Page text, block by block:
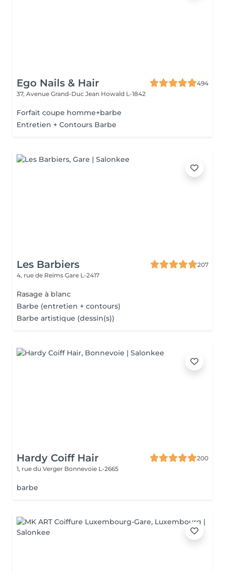
Ego Nails & Hair
494
37, Avenue Grand-Duc Jean Howald L-1842
Forfait coupe homme+barbe
Entretien + Contours Barbe
Les Barbiers
207
4, rue de Reims Gare L-2417
Rasage à blanc
Barbe (entretien + contours)
Barbe artistique (dessin(s))
Hardy Coiff Hair
200
1, rue du Verger Bonnevoie L-2665
barbe